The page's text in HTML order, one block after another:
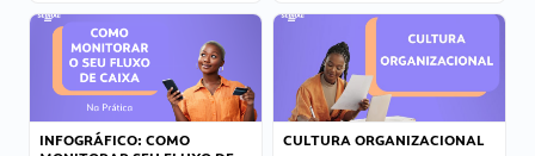
INFOGRÁFICO: COMO
CULTURA ORGANIZACIONAL